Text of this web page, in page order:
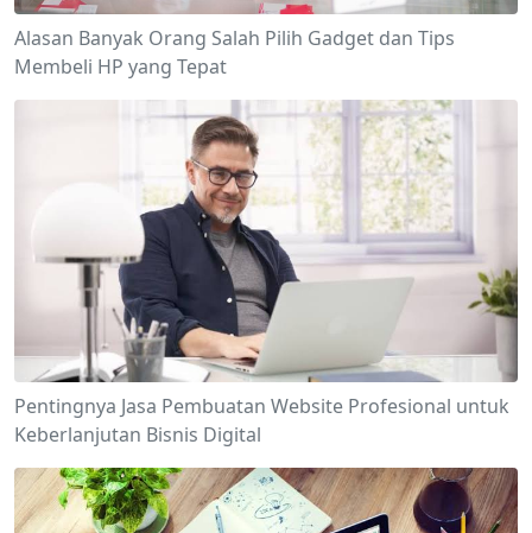
Alasan Banyak Orang Salah Pilih Gadget dan Tips
Membeli HP yang Tepat
Pentingnya Jasa Pembuatan Website Profesional untuk
Keberlanjutan Bisnis Digital